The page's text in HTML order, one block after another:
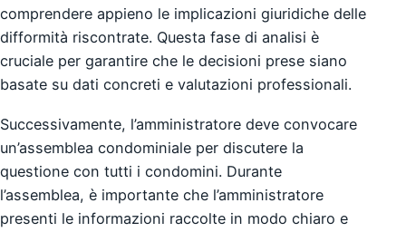
comprendere appieno le implicazioni giuridiche delle
difformità riscontrate. Questa fase di analisi è
cruciale per garantire che le decisioni prese siano
basate su dati concreti e valutazioni professionali.
Successivamente, l’amministratore deve convocare
un’assemblea condominiale per discutere la
questione con tutti i condomini. Durante
l’assemblea, è importante che l’amministratore
presenti le informazioni raccolte in modo chiaro e